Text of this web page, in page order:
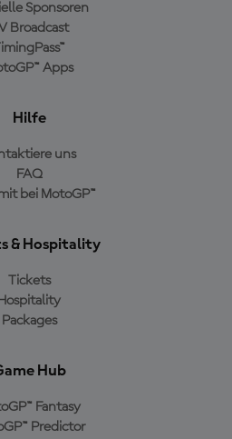
Sponsoren
Broadcast
Apps
Hilfe
uns
FAQ
bei MotoGP™
& Hospitality
Tickets
Hospitality
Packages
Hub
Fantasy
Predictor